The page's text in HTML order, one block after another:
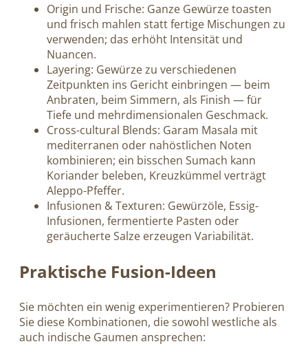
Origin und Frische: Ganze Gewürze toasten
und frisch mahlen statt fertige Mischungen zu
verwenden; das erhöht Intensität und
Nuancen.
Layering: Gewürze zu verschiedenen
Zeitpunkten ins Gericht einbringen — beim
Anbraten, beim Simmern, als Finish — für
Tiefe und mehrdimensionalen Geschmack.
Cross-cultural Blends: Garam Masala mit
mediterranen oder nahöstlichen Noten
kombinieren; ein bisschen Sumach kann
Koriander beleben, Kreuzkümmel verträgt
Aleppo-Pfeffer.
Infusionen & Texturen: Gewürzöle, Essig-
Infusionen, fermentierte Pasten oder
geräucherte Salze erzeugen Variabilität.
Praktische Fusion-Ideen
Sie möchten ein wenig experimentieren? Probieren
Sie diese Kombinationen, die sowohl westliche als
auch indische Gaumen ansprechen: